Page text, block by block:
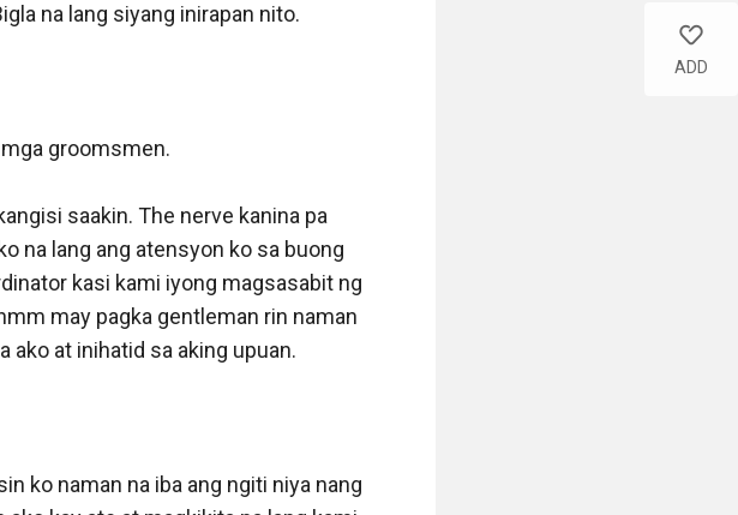
na lang siyang inirapan nito.
groomsmen.
saakin. The nerve kanina pa
na lang ang atensyon ko sa buong
kasi kami iyong magsasabit ng
may pagka gentleman rin naman
ako at inihatid sa aking upuan.
ko naman na iba ang ngiti niya nang
like
ADD